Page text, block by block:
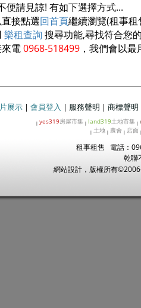
便請見諒! 有如下選擇方式...
接點選回首頁繼續瀏覽(租事租
樂租查詢 搜尋功能,尋找符合您
電0968-518499 ，我們會以
展示 | 會員登入 | 服務聲明 | 商標聲明
| yes319房屋市集 | land319土地市集 |
| 土地 | 農舍 | 店面
租事租售 電話：
乾聯
網站設計，版權所有